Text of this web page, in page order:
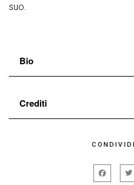
suo.
Bio
Crediti
adattamento e
Emanuele Linfatti,